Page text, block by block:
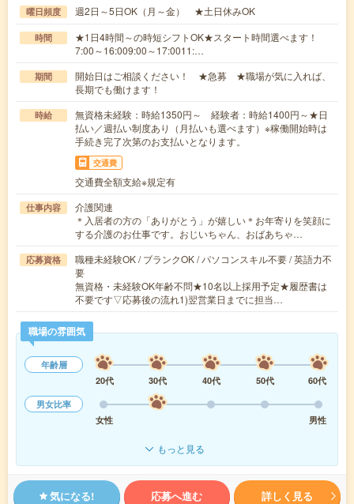
曜日頻度 週2日～5日OK（月～金） ★土日休みOK
時間
★1日4時間～の時短シフトOK★スタート時間選べます！
7:00～16:009:00～17:0011:…
期間
開始日はご相談ください！ ★急募 ★職場が気に入れば、
長期でも働けます！
時給
無資格未経験：時給1350円～ 経験者：時給1400円～★日
払い／週払い制度あり（月払いも選べます）※稼働開始時は
手続き完了次第のお支払いとなります。
交通費
交通費全額支給※規定有
仕事内容
介護関連
＊入居者の方の「ありがとう」が嬉しい＊お年寄りを笑顔に
する介護のお仕事です。おじいちゃん、おばあちゃ…
応募資格
職種未経験OK / ブランクOK / パソコンスキル不要 / 英語力不
要
無資格・未経験OK年齢不問★10名以上採用予定★履歴書は
不要です▽応募後の流れ1)翌営業日までに担当…
職場の雰囲気
年齢層
20代
30代 40代 50代
60代
男女比率
女性
男性
もっと見る
気になる! 応募へ進む 詳しく見る